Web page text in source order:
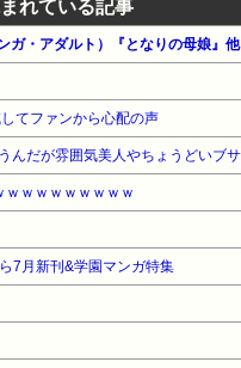
れている記事
ガ・アダルト）『となりの母娘』他
てファンから心配の声
ｗｗｗｗｗｗｗｗ
7月新刊&学園マンガ特集